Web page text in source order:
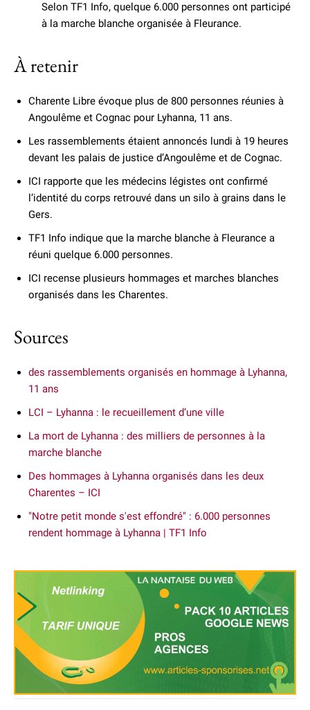
Selon TF1 Info, quelque 6.000 personnes ont participé
à la marche blanche organisée à Fleurance.
À retenir
Charente Libre évoque plus de 800 personnes réunies à
Angoulême et Cognac pour Lyhanna, 11 ans.
Les rassemblements étaient annoncés lundi à 19 heures
devant les palais de justice d’Angoulême et de Cognac.
ICI rapporte que les médecins légistes ont confirmé
l’identité du corps retrouvé dans un silo à grains dans le
Gers.
TF1 Info indique que la marche blanche à Fleurance a
réuni quelque 6.000 personnes.
ICI recense plusieurs hommages et marches blanches
organisés dans les Charentes.
Sources
des rassemblements organisés en hommage à Lyhanna,
11 ans
LCI – Lyhanna : le recueillement d’une ville
La mort de Lyhanna : des milliers de personnes à la
marche blanche
Des hommages à Lyhanna organisés dans les deux
Charentes – ICI
"Notre petit monde s'est effondré" : 6.000 personnes
rendent hommage à Lyhanna | TF1 Info